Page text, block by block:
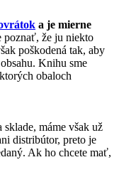
a je mierne
poznať, že ju niekto
poškodená tak, aby
Knihu sme
obaloch
sklade, máme však už
distribútor, preto je
Ak ho chcete mať,